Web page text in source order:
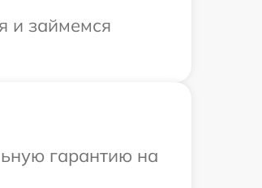
и займемся
гарантию на